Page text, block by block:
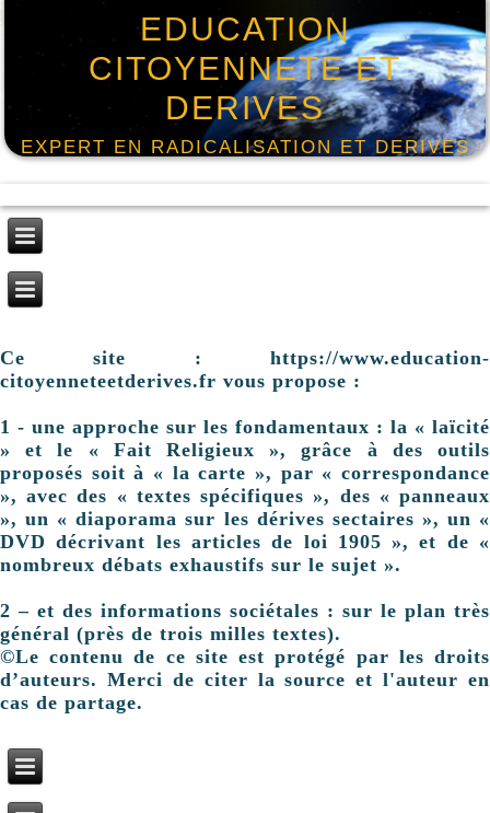
EDUCATION
CITOYENNETE ET
DERIVES
EXPERT EN RADICALISATION ET DERIVES
Ce site : https://www.education-
citoyenneteetderives.fr vous propose :
1 - une approche sur les fondamentaux : la « laïcité
» et le « Fait Religieux », grâce à des outils
proposés soit à « la carte », par « correspondance
», avec des « textes spécifiques », des « panneaux
», un « diaporama sur les dérives sectaires », un «
DVD décrivant les articles de loi 1905 », et de «
nombreux débats exhaustifs sur le sujet ».
2 – et des informations sociétales : sur le plan très
général (près de trois milles textes).
©Le contenu de ce site est protégé par les droits
d’auteurs. Merci de citer la source et l'auteur en
cas de partage.